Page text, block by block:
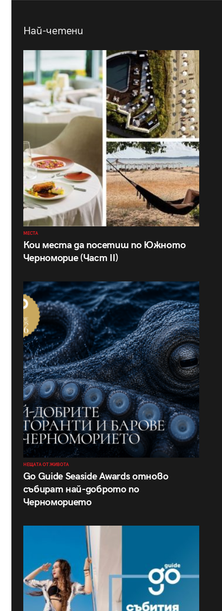
Най-четени
МЕСТА
Кои места да посетиш по Южното
Черноморие (Част II)
НЕЩАТА ОТ ЖИВОТА
Go Guide Seaside Awards отново
събират най-доброто по
Черноморието